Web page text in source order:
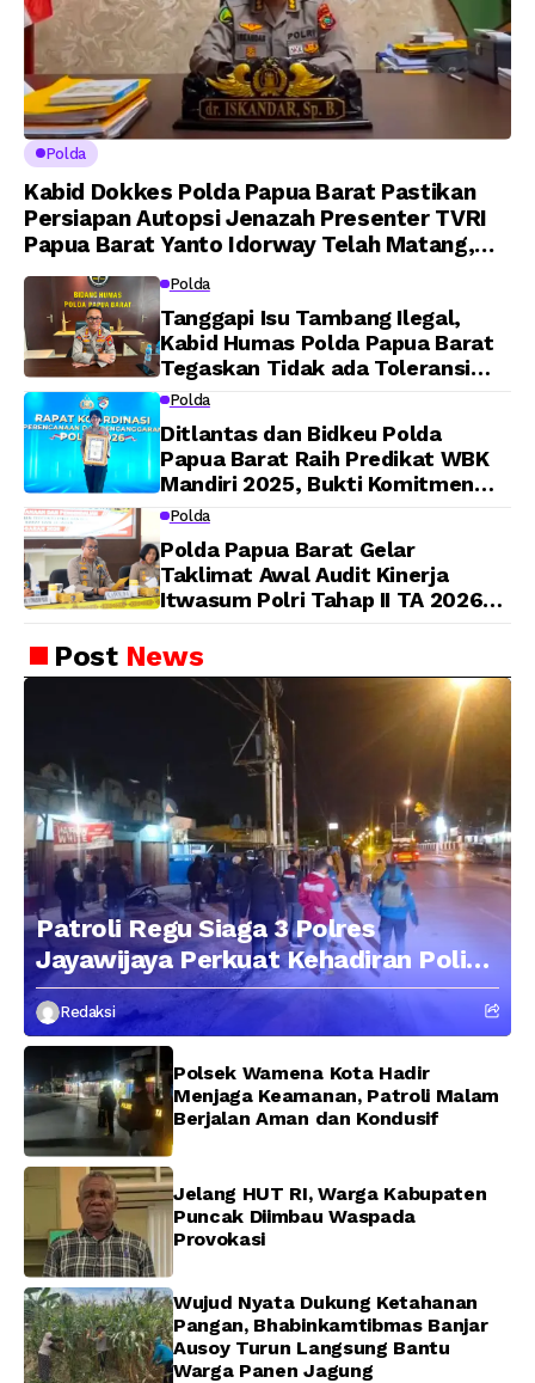
Polda
Kabid Dokkes Polda Papua Barat Pastikan
Persiapan Autopsi Jenazah Presenter TVRI
Papua Barat Yanto Idorway Telah Matang,
Pelaksanaan Dijadwalkan Kamis
Polda
Tanggapi Isu Tambang Ilegal,
Kabid Humas Polda Papua Barat
Tegaskan Tidak ada Toleransi
bagi Oknum Anggota
Polda
Ditlantas dan Bidkeu Polda
Papua Barat Raih Predikat WBK
Mandiri 2025, Bukti Komitmen
Wujudkan Pelayanan Bersih dan
Polda
Polda Papua Barat Gelar
Taklimat Awal Audit Kinerja
Itwasum Polri Tahap II TA 2026
Pengendalian
PostNews
Patroli Regu Siaga 3 Polres
Jayawijaya Perkuat Kehadiran Polisi
di Tengah Masyarakat, Situasi
Wamena Tetap Aman dan Kondusif
Redaksi
Polsek Wamena Kota Hadir
Menjaga Keamanan, Patroli Malam
Berjalan Aman dan Kondusif
Jelang HUT RI, Warga Kabupaten
Puncak Diimbau Waspada
Provokasi
Wujud Nyata Dukung Ketahanan
Pangan, Bhabinkamtibmas Banjar
Ausoy Turun Langsung Bantu
Warga Panen Jagung